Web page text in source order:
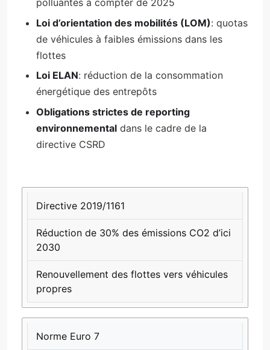
polluantes à compter de 2025
Loi d’orientation des mobilités (LOM): quotas
de véhicules à faibles émissions dans les
flottes
Loi ELAN: réduction de la consommation
énergétique des entrepôts
Obligations strictes de reporting
environnemental dans le cadre de la
directive CSRD
RÉGLEMENTATION
OBJECTIFS
IMPACT
LOGISTIQUE
Directive 2019/1161
Réduction de 30% des émissions CO2 d’ici
2030
Renouvellement des flottes vers véhicules
propres
Norme Euro 7